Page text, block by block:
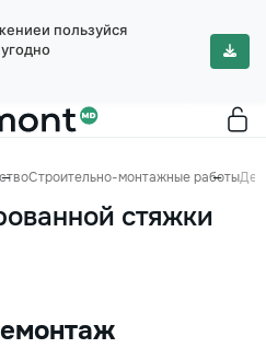
пользуйся
Строительно-монтажные работы
стяжки